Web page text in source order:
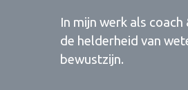
In mijn werk als
de helderheid van
bewustzijn.